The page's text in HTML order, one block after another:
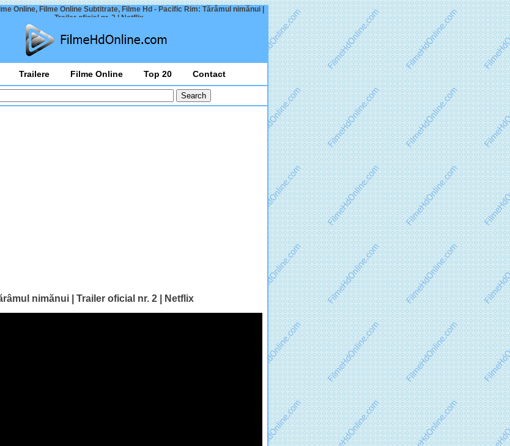
Online, Filme Online Subtitrate, Filme Hd - Pacific Rim: Tărâmul nimănui |
Trailer oficial nr. 2 | Netflix
Trailere Filme Online Top 20 Contact
nimănui | Trailer oficial nr. 2 | Netflix